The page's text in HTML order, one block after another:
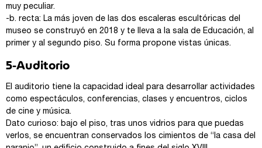
muy peculiar.
-b. recta: La más joven de las dos escaleras escultóricas del
museo se construyó en 2018 y te lleva a la sala de Educación, al
primer y al segundo piso. Su forma propone vistas únicas.
5-Auditorio
El auditorio tiene la capacidad ideal para desarrollar actividades
como espectáculos, conferencias, clases y encuentros, ciclos
de cine y música.
Dato curioso: bajo el piso, tras unos vidrios para que puedas
verlos, se encuentran conservados los cimientos de “la casa del